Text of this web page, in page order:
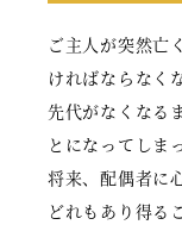
ご主人が突然亡
ければならなく
先代がなくなる
とになってしま
将来、配偶者に
どれもあり得る